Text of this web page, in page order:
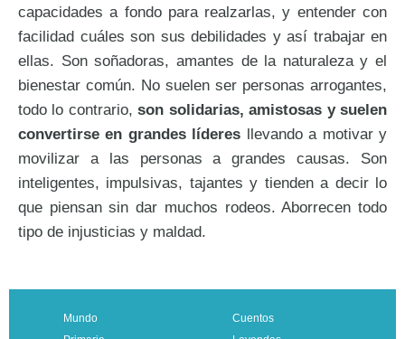
capacidades a fondo para realzarlas, y entender con
facilidad cuáles son sus debilidades y así trabajar en
ellas. Son soñadoras, amantes de la naturaleza y el
bienestar común. No suelen ser personas arrogantes,
todo lo contrario,son solidarias, amistosas y suelen
convertirse en grandes líderes llevando a motivar y
movilizar a las personas a grandes causas. Son
inteligentes, impulsivas, tajantes y tienden a decir lo
que piensan sin dar muchos rodeos. Aborrecen todo
tipo de injusticias y maldad.
Mundo
Cuentos